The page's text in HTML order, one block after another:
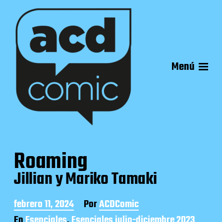
Menú
Roaming
Jillian y Mariko Tamaki
F
e
febrero 11, 2024 PorACDComic